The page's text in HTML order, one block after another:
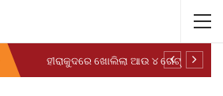
ହୀରାକୁଦରେ ଖୋଲିଲା ଆଉ ୪ ଗେଟ୍